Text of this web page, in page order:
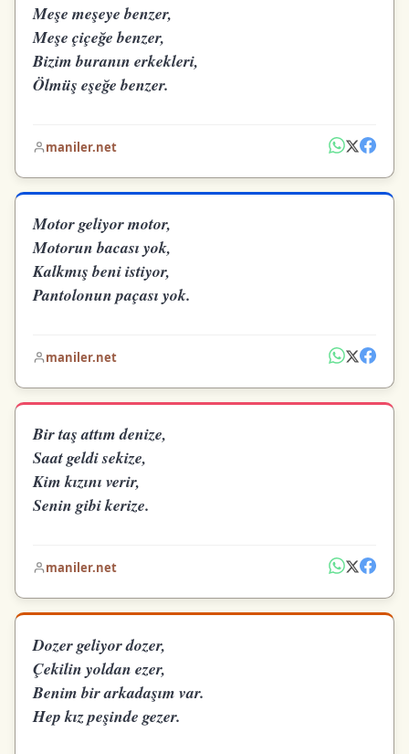
Meşe meşeye benzer,
Meşe çiçeğe benzer,
Bizim buranın erkekleri,
Ölmüş eşeğe benzer.
maniler.net
Motor geliyor motor,
Motorun bacası yok,
Kalkmış beni istiyor,
Pantolonun paçası yok.
maniler.net
Bir taş attım denize,
Saat geldi sekize,
Kim kızını verir,
Senin gibi kerize.
maniler.net
Dozer geliyor dozer,
Çekilin yoldan ezer,
Benim bir arkadaşım var.
Hep kız peşinde gezer.